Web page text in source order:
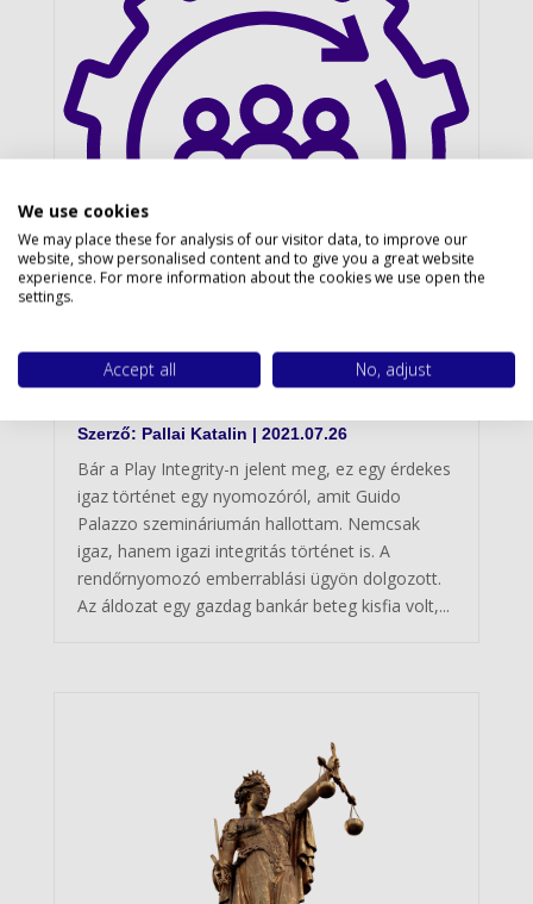
Szerző: Pallai Katalin | 2021.07.26
Bár a Play Integrity-n jelent meg, ez egy érdekes
igaz történet egy nyomozóról, amit Guido
Palazzo szemináriumán hallottam. Nemcsak
igaz, hanem igazi integritás történet is. A
rendőrnyomozó emberrablási ügyön dolgozott.
Az áldozat egy gazdag bankár beteg kisfia volt,...
We use cookies
We may place these for analysis of our visitor data, to improve our
website, show personalised content and to give you a great website
experience. For more information about the cookies we use open the
settings.
Accept all No, adjust